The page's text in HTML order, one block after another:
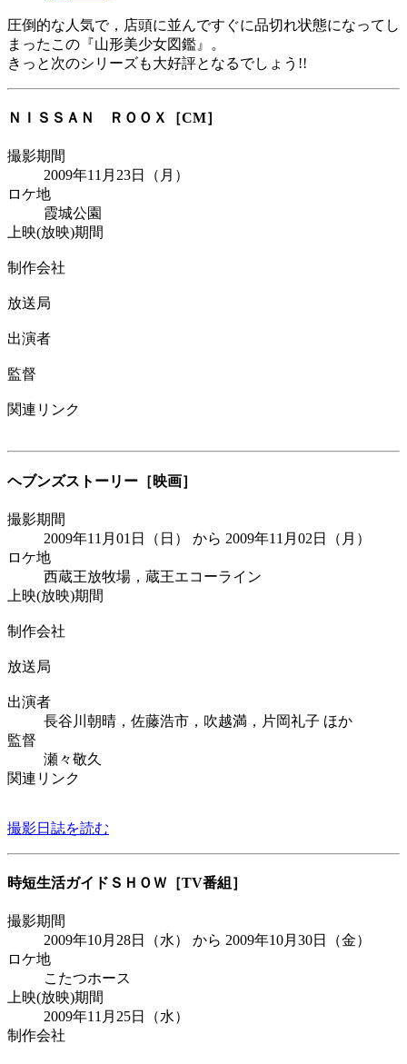
圧倒的な人気で，店頭に並んですぐに品切れ状態になってし
まったこの『山形美少女図鑑』。
きっと次のシリーズも大好評となるでしょう!!
ＮＩＳＳＡＮ ＲＯＯＸ ［CM］
撮影期間
2009年11月23日（月）
ロケ地
霞城公園
上映(放映)期間
制作会社
放送局
出演者
監督
関連リンク
ヘブンズストーリー ［映画］
撮影期間
2009年11月01日（日） から 2009年11月02日（月）
ロケ地
西蔵王放牧場，蔵王エコーライン
上映(放映)期間
制作会社
放送局
出演者
長谷川朝晴，佐藤浩市，吹越満，片岡礼子 ほか
監督
瀬々敬久
関連リンク
撮影日誌を読む
時短生活ガイドＳＨＯＷ ［TV番組］
撮影期間
2009年10月28日（水） から 2009年10月30日（金）
ロケ地
こたつホース
上映(放映)期間
2009年11月25日（水）
制作会社